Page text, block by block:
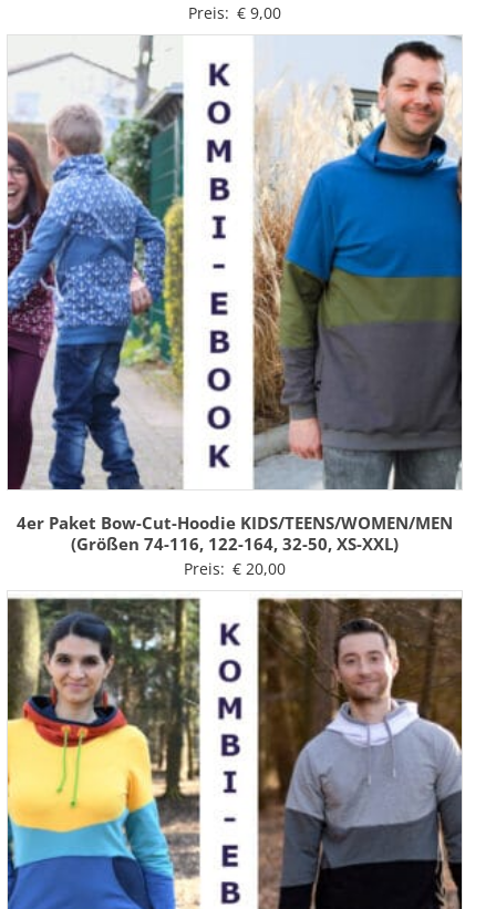
Preis: €9,00
4er Paket Bow-Cut-Hoodie KIDS/TEENS/WOMEN/MEN
(Größen 74-116, 122-164, 32-50, XS-XXL)
Preis: €20,00